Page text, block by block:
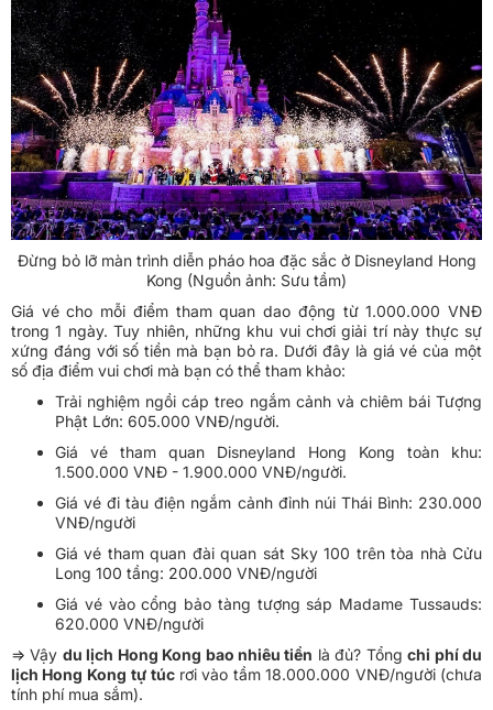
Đừng bỏ lỡ màn trình diễn pháo hoa đặc sắc ở Disneyland Hong
Kong (Nguồn ảnh: Sưu tầm)
Giá vé cho mỗi điểm tham quan dao động từ 1.000.000 VNĐ
trong 1 ngày. Tuy nhiên, những khu vui chơi giải trí này thực sự
xứng đáng với số tiền mà bạn bỏ ra. Dưới đây là giá vé của một
số địa điểm vui chơi mà bạn có thể tham khảo:
Trải nghiệm ngồi cáp treo ngắm cảnh và chiêm bái Tượng
Phật Lớn: 605.000 VNĐ/người.
Giá vé tham quan Disneyland Hong Kong toàn khu:
1.500.000 VNĐ - 1.900.000 VNĐ/người.
Giá vé đi tàu điện ngắm cảnh đỉnh núi Thái Bình: 230.000
VNĐ/người
Giá vé tham quan đài quan sát Sky 100 trên tòa nhà Cửu
Long 100 tầng: 200.000 VNĐ/người
Giá vé vào cổng bảo tàng tượng sáp Madame Tussauds:
620.000 VNĐ/người
=> Vậy du lịch Hong Kong bao nhiêu tiền là đủ? Tổngchi phí du
lịch Hong Kong tự túcrơi vào tầm 18.000.000 VNĐ/người (chưa
tính phí mua sắm).